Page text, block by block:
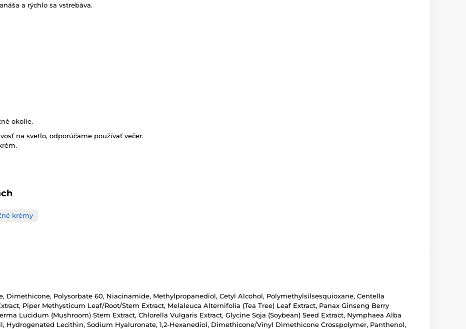
a rýchlo sa vstrebáva.
okolie.
na svetlo, odporúčame používať večer.
krémy
Dimethicone, Polysorbate 60, Niacinamide, Methylpropanediol, Cetyl Alcohol, Polymethylsilsesquioxane, Centella
Piper Methysticum Leaf/Root/Stem Extract, Melaleuca Alternifolia (Tea Tree) Leaf Extract, Panax Ginseng Berry
Lucidum (Mushroom) Stem Extract, Chlorella Vulgaris Extract, Glycine Soja (Soybean) Seed Extract, Nymphaea Alba
Hydrogenated Lecithin, Sodium Hyaluronate, 1,2-Hexanediol, Dimethicone/Vinyl Dimethicone Crosspolymer, Panthenol,